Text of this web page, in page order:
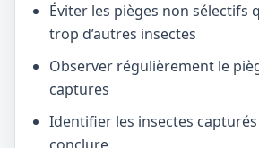
Éviter les pièges non sélectifs
trop d’autres insectes
Observer régulièrement le
captures
Identifier les insectes